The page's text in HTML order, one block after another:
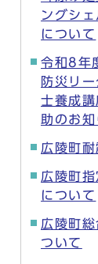
ングシ
について
令和8年
防災リ
士養成
助のお知
広陵町
広陵町
について
広陵町
ついて